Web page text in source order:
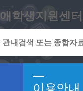
학생지원센
이용안내